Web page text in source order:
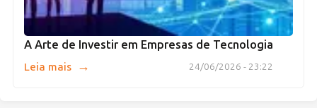
A Arte de Investir em Empresas de Tecnologia
24/06/2026 - 23:22
Leia mais →